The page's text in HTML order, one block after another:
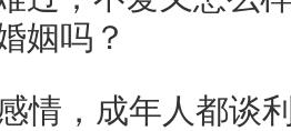
姻吗？
情，成年人都谈